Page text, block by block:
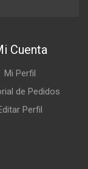
Cuenta
Mi Perfil
de Pedidos
Perfil